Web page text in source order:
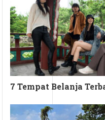
7 Tempat Belanja